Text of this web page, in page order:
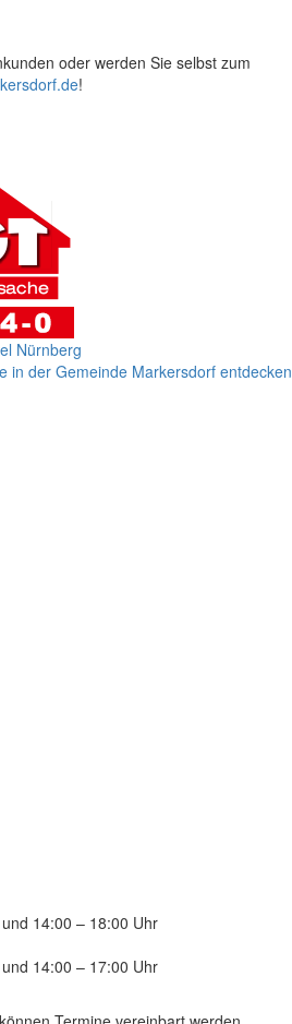
oder werden Sie selbst zum
!
Nürnberg
14:00 – 18:00 Uhr
14:00 – 17:00 Uhr